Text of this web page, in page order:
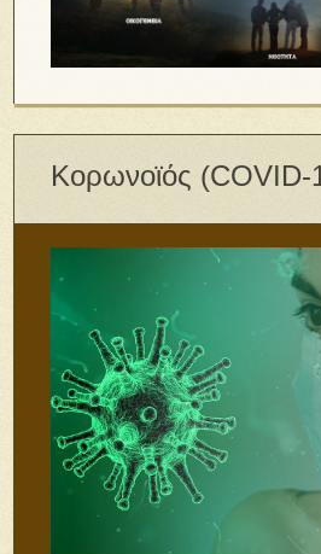
Κορωνοϊός (COVID-